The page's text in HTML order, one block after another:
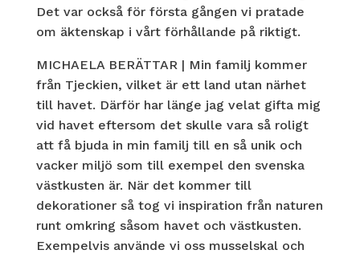
Det var också för första gången vi pratade
om äktenskap i vårt förhållande på riktigt.
MICHAELA BERÄTTAR | Min familj kommer
från Tjeckien, vilket är ett land utan närhet
till havet. Därför har länge jag velat gifta mig
vid havet eftersom det skulle vara så roligt
att få bjuda in min familj till en så unik och
vacker miljö som till exempel den svenska
västkusten är. När det kommer till
dekorationer så tog vi inspiration från naturen
runt omkring såsom havet och västkusten.
Exempelvis använde vi oss musselskal och